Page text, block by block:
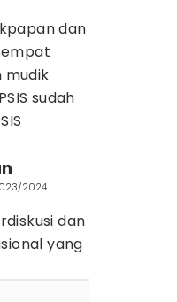
dan
mudik
sudah
2024.
dan
yang